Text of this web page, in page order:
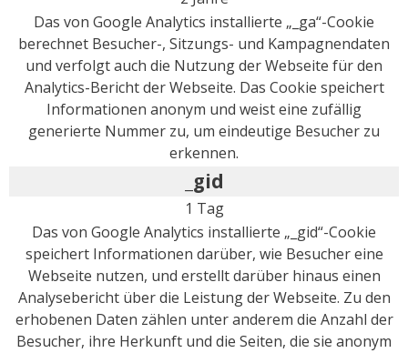
Das von Google Analytics installierte „_ga“-Cookie
berechnet Besucher-, Sitzungs- und Kampagnendaten
und verfolgt auch die Nutzung der Webseite für den
Analytics-Bericht der Webseite. Das Cookie speichert
Informationen anonym und weist eine zufällig
generierte Nummer zu, um eindeutige Besucher zu
erkennen.
_gid
1 Tag
Das von Google Analytics installierte „_gid“-Cookie
speichert Informationen darüber, wie Besucher eine
Webseite nutzen, und erstellt darüber hinaus einen
Analysebericht über die Leistung der Webseite. Zu den
erhobenen Daten zählen unter anderem die Anzahl der
Besucher, ihre Herkunft und die Seiten, die sie anonym